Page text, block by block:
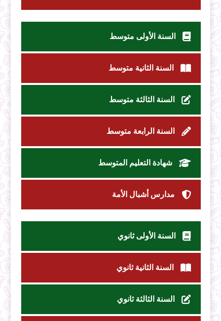
السنة الأولى متوسط
السنة الثانية متوسط
السنة الثالثة متوسط
السنة الرابعة متوسط
شهادة التعليم المتوسط
مدارس أشبال الأمة
السنة الأولى ثانوي
السنة الثانية ثانوي
السنة الثالثة ثانوي